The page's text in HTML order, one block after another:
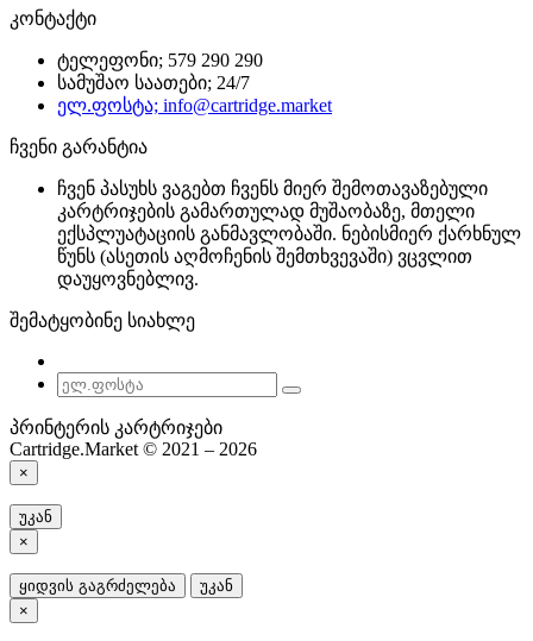
კონტაქტი
ტელეფონი; 579 290 290
სამუშაო საათები; 24/7
ელ.ფოსტა; info@cartridge.market
ჩვენი გარანტია
ჩვენ პასუხს ვაგებთ ჩვენს მიერ შემოთავაზებული
კარტრიჯების გამართულად მუშაობაზე, მთელი
ექსპლუატაციის განმავლობაში. ნებისმიერ ქარხნულ
წუნს (ასეთის აღმოჩენის შემთხვევაში) ვცვლით
დაუყოვნებლივ.
შემატყობინე სიახლე
პრინტერის კარტრიჯები
Cartridge.Market © 2021 – 2026
×
უკან
×
ყიდვის გაგრძელება
უკან
×